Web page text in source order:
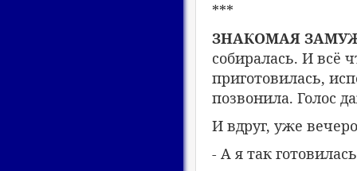
***
ЗНАКОМАЯ
собиралась. И всё
приготовилась,
позвонила. Голос
И вдруг, уже
- А я так